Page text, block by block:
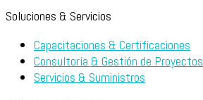
Soluciones & Servicios
Capacitaciones & Certificaciones
Consultoría & Gestión de Proyectos
Servicios & Suministros